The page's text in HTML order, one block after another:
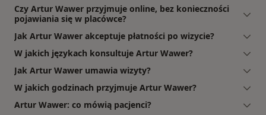
Czy Artur Wawer przyjmuje online, bez konieczności
pojawiania się w placówce?
Jak Artur Wawer akceptuje płatności po wizycie?
W jakich językach konsultuje Artur Wawer?
Jak Artur Wawer umawia wizyty?
W jakich godzinach przyjmuje Artur Wawer?
Artur Wawer: co mówią pacjenci?